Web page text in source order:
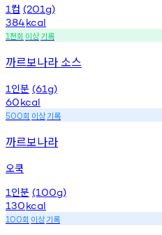
1 컵 (201g)
384kcal
1천회 이상기록
까르보나라 소스
1 인분 (61g)
60kcal
500회 이상기록
까르보나라
오쿡
1 인분 (100g)
130kcal
100회 이상기록